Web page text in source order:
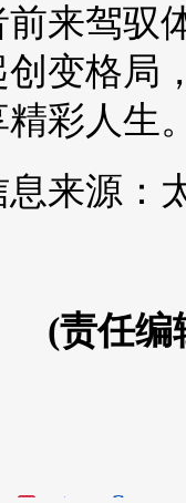
前来驾驭
创变格局
彩人生
来源：
(责任编